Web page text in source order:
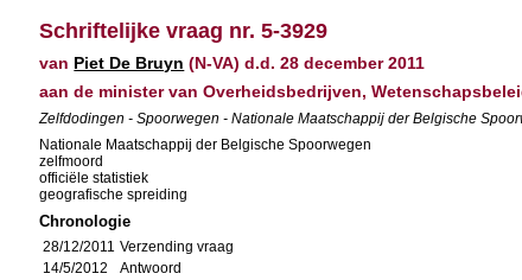
Schriftelijke vraag nr. 5-3929
van Piet De Bruyn (N-VA) d.d. 28 december 2011
aan de minister van Overheidsbedrijven,
Zelfdodingen - Spoorwegen - Nationale Maatschappij der Belgische
Nationale Maatschappij der Belgische Spoorwegen
zelfmoord
officiële statistiek
geografische spreiding
Chronologie
28/12/2011 Verzending vraag
14/5/2012
Antwoord